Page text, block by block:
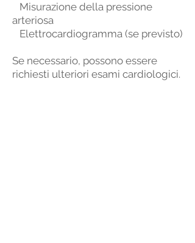
Misurazione della pressione
arteriosa
Elettrocardiogramma (se previsto)
Se necessario, possono essere
richiesti ulteriori esami cardiologici.